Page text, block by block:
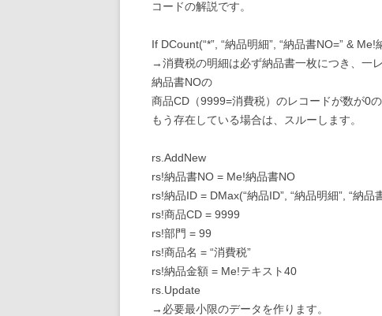
コードの解説です。
If DCount(“*”, “納品明細”, “納品書NO=” & Me!
→消費税の明細は必ず納品書一枚につき、一
納品書NOの
商品CD（9999=消費税）のレコードが数が0
もう存在している場合は、スルーします。
rs.AddNew
rs!納品書NO = Me!納品書NO
rs!納品ID = DMax(“納品ID”, “納品明細”, “納品
rs!商品CD = 9999
rs!部門 = 99
rs!商品名 = “消費税”
rs!納品金額 = Me!テキスト40
rs.Update
→必要最小限のデータを作ります。